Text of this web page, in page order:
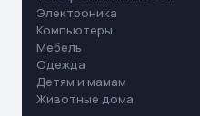
Электроника
Компьютеры
Мебель
Одежда
Детям и мамам
Животные дома